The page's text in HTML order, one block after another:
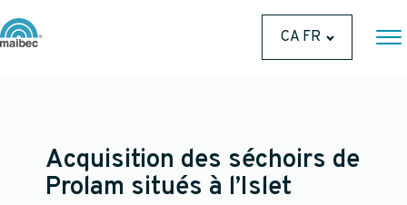
CA FR
Acquisition des séchoirs de
Prolam situés à l’Islet